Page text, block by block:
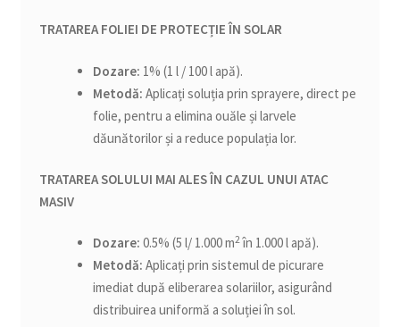
TRATAREA FOLIEI DE PROTECȚIE ÎN SOLAR
Dozare: 1% (1 l / 100 l apă).
Metodă: Aplicați soluția prin sprayere, direct pe
folie, pentru a elimina ouăle și larvele
dăunătorilor și a reduce populația lor.
TRATAREA SOLULUI MAI ALES ÎN CAZUL UNUI ATAC
MASIV
Dozare: 0.5% (5 l/ 1.000 m2în 1.000 l apă).
Metodă: Aplicați prin sistemul de picurare
imediat după eliberarea solariilor, asigurând
distribuirea uniformă a soluției în sol.